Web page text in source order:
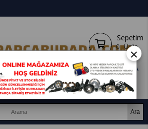
Sepetim
0 Ürün
×